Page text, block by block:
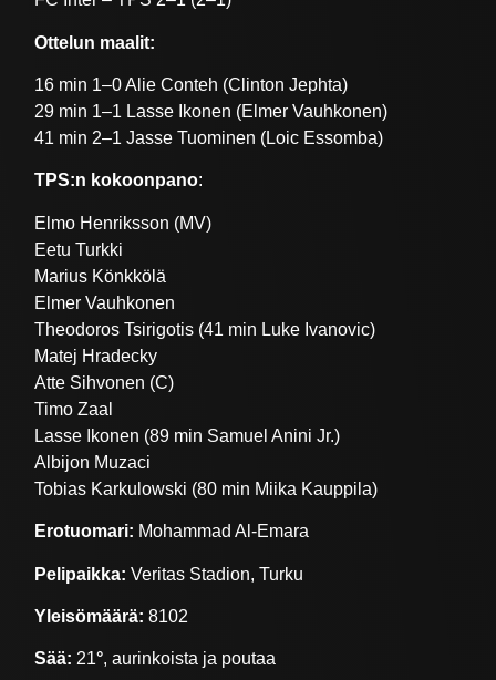
Ottelun maalit:
16 min 1–0 Alie Conteh (Clinton Jephta)
29 min 1–1 Lasse Ikonen (Elmer Vauhkonen)
41 min 2–1 Jasse Tuominen (Loic Essomba)
TPS:n kokoonpano:
Elmo Henriksson (MV)
Eetu Turkki
Marius Könkkölä
Elmer Vauhkonen
Theodoros Tsirigotis (41 min Luke Ivanovic)
Matej Hradecky
Atte Sihvonen (C)
Timo Zaal
Lasse Ikonen (89 min Samuel Anini Jr.)
Albijon Muzaci
Tobias Karkulowski (80 min Miika Kauppila)
Erotuomari: Mohammad Al-Emara
Pelipaikka:Veritas Stadion, Turku
Yleisömäärä:8102
Sää: 21°, aurinkoista ja poutaa